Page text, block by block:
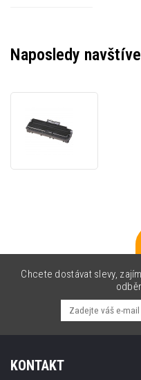
Naposledy
(black)
Chcete dostávat slevy,
KONTAKT